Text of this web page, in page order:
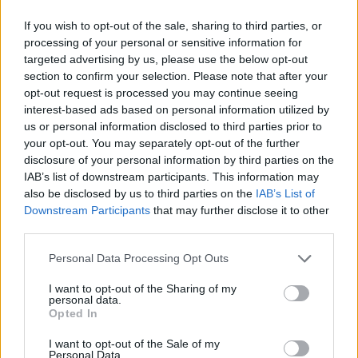
If you wish to opt-out of the sale, sharing to third parties, or
processing of your personal or sensitive information for
targeted advertising by us, please use the below opt-out
section to confirm your selection. Please note that after your
opt-out request is processed you may continue seeing
interest-based ads based on personal information utilized by
us or personal information disclosed to third parties prior to
your opt-out. You may separately opt-out of the further
disclosure of your personal information by third parties on the
IAB’s list of downstream participants. This information may
also be disclosed by us to third parties on the IAB’s List of
Downstream Participants that may further disclose it to other
Personal Data Processing Opt Outs
I want to opt-out of the Sharing of my
personal data.
Opted In
I want to opt-out of the Sale of my
Personal Data.
—Se jubila también sin ver la Ciudad de la Justicia...
—Me gusta el Palacio de Justicia y mi despacho, pero
entiendo que se llegará a hacer algún día, porque están
las promesas, los proyectos y Jaén necesita tener todas
las sedes judiciales unidas, no por nosotros, sino por
todos los profesionales y por los ciudadanos.
—¿Cómo es la relación entre jueces y ciudadanía?
—Muy cercana, tratamos bien a la gente en los juicios,
trata muy bien a mí.
—¿Hay independencia judicial?
—Sí. Tenga en cuenta que el principio fundamental de la
Constitución Española es administrar justicia en